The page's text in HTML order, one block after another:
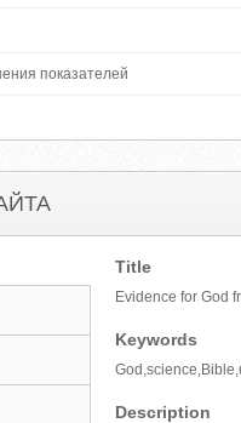
показателей
Title
Evidence for God
Keywords
Description